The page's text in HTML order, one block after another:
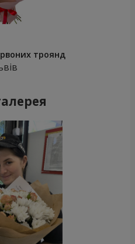
троянд